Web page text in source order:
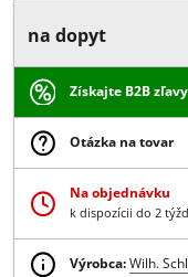
Rozmery
Bez rozmeru
Získajte B2B